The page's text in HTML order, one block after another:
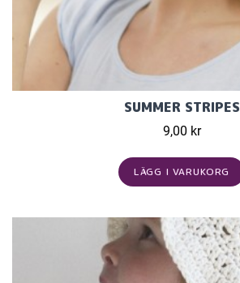
SUMMER STRIPES
9,00 kr
LÄGG I VARUKORG